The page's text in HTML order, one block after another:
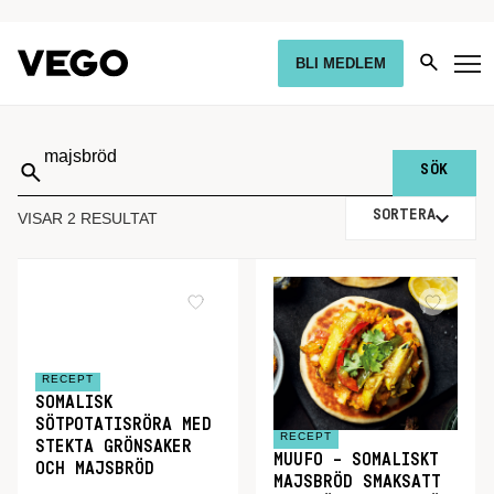
BLI MEDLEM
Sök
på:
VISAR 2 RESULTAT SORTERA
RECEPT
SOMALISK
SÖTPOTATISRÖRA MED
STEKTA GRÖNSAKER
OCH MAJSBRÖD
RECEPT
MUUFO – SOMALISKT
MAJSBRÖD SMAKSATT